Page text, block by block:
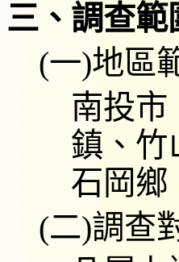
三、調查範
(一)地區
南投市
鎮、竹
石岡鄉
(二)調查